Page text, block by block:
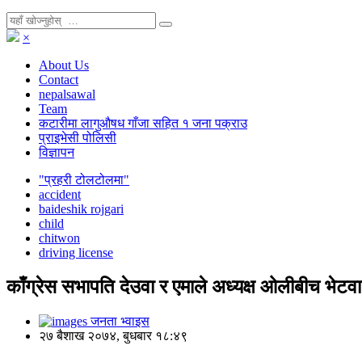
×
About Us
Contact
nepalsawal
Team
कटारीमा लागुऔषध गाँजा सहित १ जना पक्राउ
प्राइभेसी पोलिसी
विज्ञापन
"प्रहरी टोलटोलमा"
accident
baideshik rojgari
child
chitwon
driving license
काँग्रेस सभापति देउवा र एमाले अध्यक्ष ओलीबीच
जनता भ्वाइस
२७ बैशाख २०७४, बुधबार १८:४९